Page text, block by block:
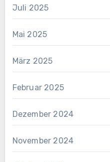
Juli 2025
Mai 2025
März 2025
Februar 2025
Dezember 2024
November 2024